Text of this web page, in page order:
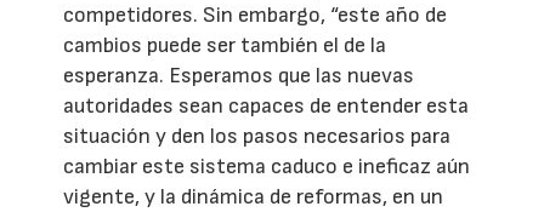
competidores. Sin embargo, “este año de
cambios puede ser también el de la
esperanza. Esperamos que las nuevas
autoridades sean capaces de entender esta
situación y den los pasos necesarios para
cambiar este sistema caduco e ineficaz aún
vigente, y la dinámica de reformas, en un